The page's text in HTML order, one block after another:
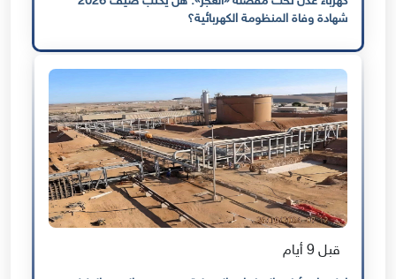
شهادة وفاة المنظومة الكهربائية؟
قبل 9 أيام